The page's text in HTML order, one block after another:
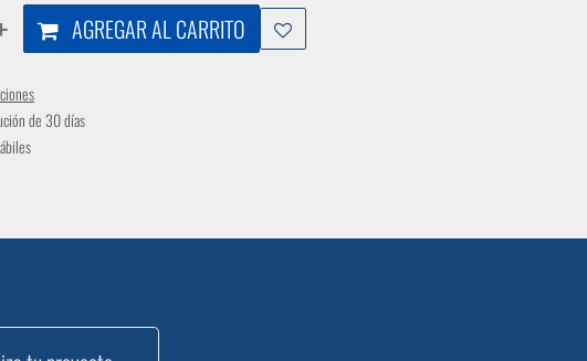
AGREGAR AL CARRITO
de 30 días